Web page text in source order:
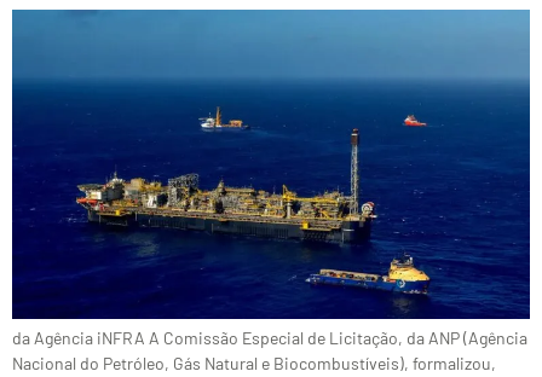
da Agência iNFRA A Comissão Especial de Licitação, da ANP (Agência
Nacional do Petróleo, Gás Natural e Biocombustíveis), formalizou,